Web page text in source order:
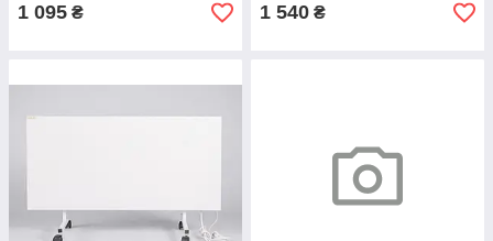
1 095 ₴ 1 540 ₴